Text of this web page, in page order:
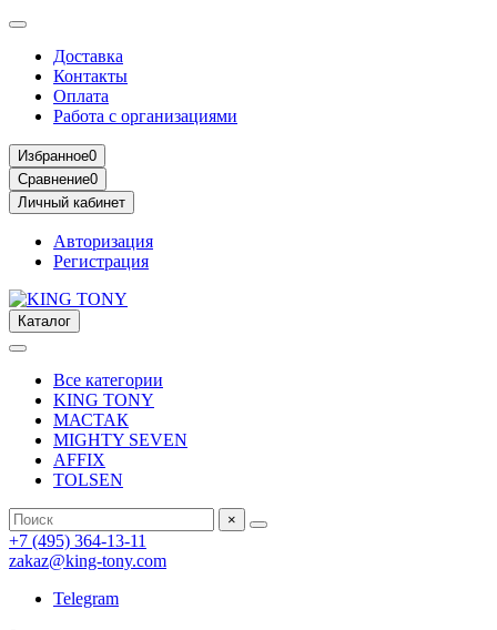
Доставка
Контакты
Оплата
Работа с организациями
Избранное0
Сравнение0
Личный кабинет
Авторизация
Регистрация
Каталог
Все категории
KING TONY
МАСТАК
MIGHTY SEVEN
AFFIX
TOLSEN
×
+7 (495) 364-13-11
zakaz@king-tony.com
Telegram